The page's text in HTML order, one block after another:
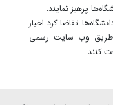
پرهیز نمایند.
تقاضا کرد اخبار
طریق وب سایت رسمی